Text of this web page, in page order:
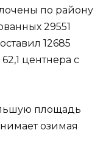
по району
29551
12685
центнера с
площадь
озимая